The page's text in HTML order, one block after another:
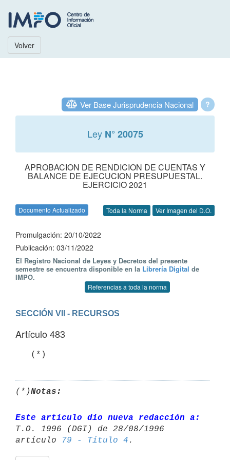
Volver
?
Ver Base Jurisprudencia Nacional
Ley N° 20075
APROBACION DE RENDICION DE CUENTAS Y
BALANCE DE EJECUCION PRESUPUESTAL.
EJERCICIO 2021
Documento Actualizado Toda la Norma Ver Imagen del D.O.
Promulgación: 20/10/2022
Publicación: 03/11/2022
El Registro Nacional de Leyes y Decretos del presente
semestre se encuentra disponible en la Librería Digital de
IMPO.
Referencias a toda la norma
SECCIÓN VII - RECURSOS
Artículo 483
   (*)
(*)Notas:
Este artículo dio nueva redacción a:
T.O. 1996 (DGI) de 28/08/1996
artículo
79 - Título 4